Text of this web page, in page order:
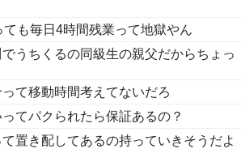
ても毎日4時間残業って地獄やん
うちくるの同級生の親父だからちょっ
て移動時間考えてないだろ
てパクられたら保証あるの？
置き配してあるの持っていきそうだよ